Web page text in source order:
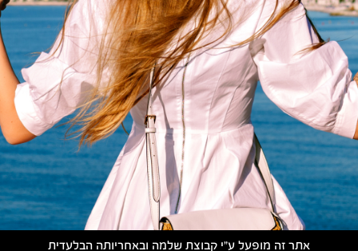
אתר זה מופעל ע״י קבוצת שלמה ובאחריותה הבלעדית